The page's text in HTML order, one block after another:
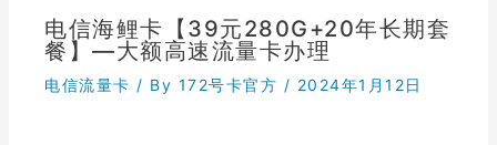
电信海鲤卡【39元280G+20年长期套
餐】—大额高速流量卡办理
电信流量卡 / By 172号卡官方 / 2024年1月12日